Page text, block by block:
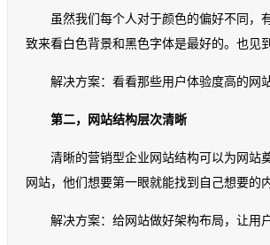
虽然我们每个人对于颜色的偏好不同，
致来看白色背景和黑色字体是最好的。也见
解决方案：看看那些用户体验度高的网
第二，网站结构层次清晰
清晰的营销型企业网站结构可以为网站
网站，他们想要第一眼就能找到自己想要的
解决方案：给网站做好架构布局，让用